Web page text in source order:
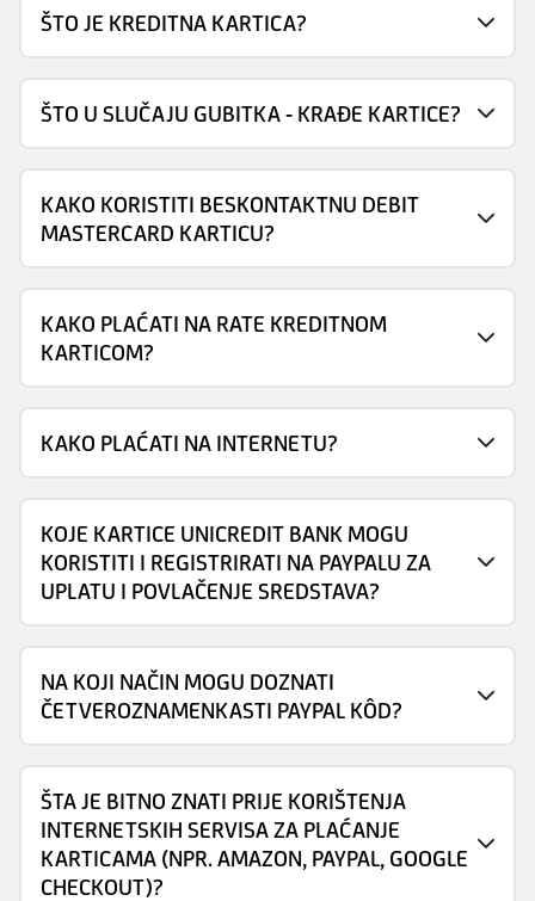
ŠTO JE KREDITNA KARTICA?
ŠTO U SLUČAJU GUBITKA - KRAĐE KARTICE?
KAKO KORISTITI BESKONTAKTNU DEBIT
MASTERCARD KARTICU?
KAKO PLAĆATI NA RATE KREDITNOM
KARTICOM?
KAKO PLAĆATI NA INTERNETU?
KOJE KARTICE UNICREDIT BANK MOGU
KORISTITI I REGISTRIRATI NA PAYPALU ZA
UPLATU I POVLAČENJE SREDSTAVA?
NA KOJI NAČIN MOGU DOZNATI
ČETVEROZNAMENKASTI PAYPAL KÔD?
ŠTA JE BITNO ZNATI PRIJE KORIŠTENJA
INTERNETSKIH SERVISA ZA PLAĆANJE
KARTICAMA (NPR. AMAZON, PAYPAL, GOOGLE
CHECKOUT)?